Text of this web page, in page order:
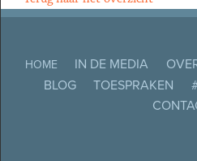
HOME IN DE MEDIA
BLOG
TOESPRAKEN